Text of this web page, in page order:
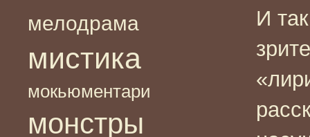
мелодрама
мистика
мокьюментари
монстры
И